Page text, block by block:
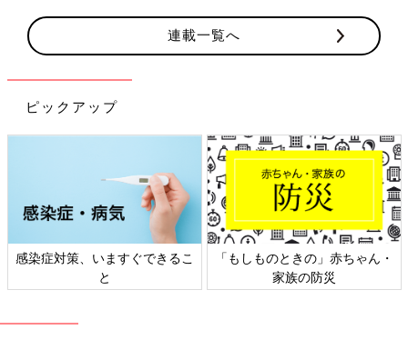
連載一覧へ
ピックアップ
感染症対策、いますぐできるこ
と
「もしものときの」赤ちゃん・
家族の防災